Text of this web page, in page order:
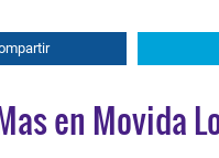
en Movida